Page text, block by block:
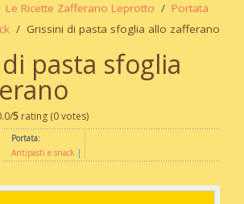
Le Ricette Zafferano Leprotto
Portata
Grissini di pasta sfoglia allo zafferano
pasta sfoglia
5 rating (0 votes)
Portata:
Antipasti e snack